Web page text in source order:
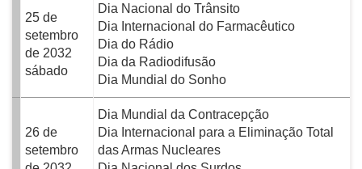
25 de
setembro
de 2032
sábado
Dia Nacional do Trânsito
Dia Internacional do Farmacêutico
Dia do Rádio
Dia da Radiodifusão
Dia Mundial do Sonho
26 de
setembro
Dia Mundial da Contracepção
Dia Internacional para a Eliminação Total
das Armas Nucleares